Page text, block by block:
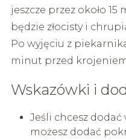
jeszcze przez około
będzie złocisty i
Po wyjęciu z
minut przed
Wskazówki i
Jeśli chcesz
możesz dodać